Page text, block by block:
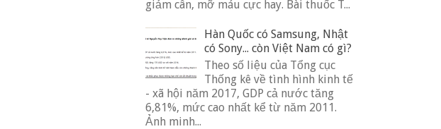
giảm cân, mỡ máu cực hay. Bài thuốc T...
Hàn Quốc có Samsung, Nhật
có Sony... còn Việt Nam có gì?
Theo số liệu của Tổng cục
Thống kê về tình hình kinh tế
- xã hội năm 2017, GDP cả nước tăng
6,81%, mức cao nhất kể từ năm 2011.
Ảnh minh...